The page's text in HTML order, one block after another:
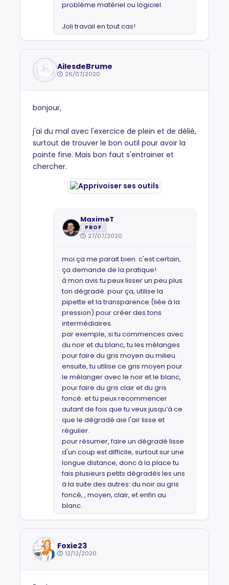
problème matériel ou logiciel.
Joli travail en tout cas!
AilesdeBrume
26/07/2020
bonjour,
j'ai du mal avec l'exercice de plein et de délié,
surtout de trouver le bon outil pour avoir la
pointe fine. Mais bon faut s'entrainer et
chercher.
MaximeT
PROF
27/07/2020
moi ça me parait bien. c'est certain,
ça demande de la pratique!
à mon avis tu peux lisser un peu plus
ton dégradé. pour ça, utilise la
pipette et la transparence (liée à la
pression) pour créer des tons
intermédiaires.
par exemple, si tu commences avec
du noir et du blanc, tu les mélanges
pour faire du gris moyen au milieu.
ensuite, tu utilise ce gris moyen pour
le mélanger avec le noir et le blanc,
pour faire du gris clair et du gris
foncé. et tu peux recommencer
autant de fois que tu veux jusqu’à ce
que le dégradé aie l'air lisse et
régulier.
pour résumer, faire un dégradé lisse
d'un coup est difficile, surtout sur une
longue distance, donc à la place tu
fais plusieurs petits dégradés les uns
à la suite des autres: du noir au gris
foncé, , moyen, clair, et enfin au
blanc.
Foxie23
12/12/2020